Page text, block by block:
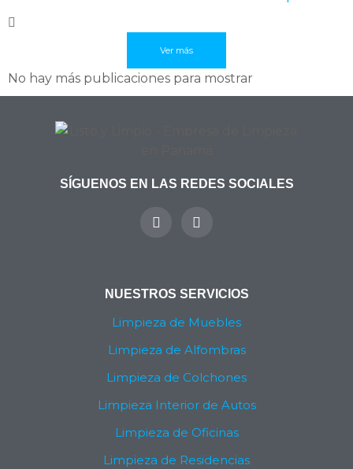
Ver más
No hay más publicaciones para mostrar
SÍGUENOS EN LAS REDES SOCIALES
Y
o
e
I
n
r
m
NUESTROS SERVICIOS
Limpieza de Muebles
Limpieza de Alfombras
Limpieza de Colchones
Limpieza Interior de Autos
Limpieza de Oficinas
Limpieza de Residencias